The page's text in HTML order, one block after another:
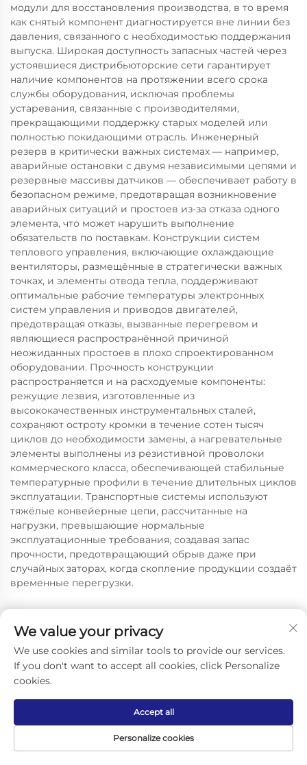
модули для восстановления производства, в то время
как снятый компонент диагностируется вне линии без
давления, связанного с необходимостью поддержания
выпуска. Широкая доступность запасных частей через
устоявшиеся дистрибьюторские сети гарантирует
наличие компонентов на протяжении всего срока
службы оборудования, исключая проблемы
устаревания, связанные с производителями,
прекращающими поддержку старых моделей или
полностью покидающими отрасль. Инженерный
резерв в критически важных системах — например,
аварийные остановки с двумя независимыми цепями и
резервные массивы датчиков — обеспечивает работу в
безопасном режиме, предотвращая возникновение
аварийных ситуаций и простоев из-за отказа одного
элемента, что может нарушить выполнение
обязательств по поставкам. Конструкции систем
теплового управления, включающие охлаждающие
вентиляторы, размещённые в стратегически важных
точках, и элементы отвода тепла, поддерживают
оптимальные рабочие температуры электронных
систем управления и приводов двигателей,
предотвращая отказы, вызванные перегревом и
являющиеся распространённой причиной
неожиданных простоев в плохо спроектированном
оборудовании. Прочность конструкции
распространяется и на расходуемые компоненты:
режущие лезвия, изготовленные из
высококачественных инструментальных сталей,
сохраняют остроту кромки в течение сотен тысяч
циклов до необходимости замены, а нагревательные
элементы выполнены из резистивной проволоки
коммерческого класса, обеспечивающей стабильные
температурные профили в течение длительных циклов
эксплуатации. Транспортные системы используют
тяжёлые конвейерные цепи, рассчитанные на
нагрузки, превышающие нормальные
эксплуатационные требования, создавая запас
прочности, предотвращающий обрыв даже при
случайных заторах, когда скопление продукции создаёт
временные перегрузки.
СВЯЖИТЕСЬ С НАМИ
Add: Китай, провинция Цзянсу, город
We value your privacy
We use cookies and similar tools to provide our services.
If you don't want to accept all cookies, click Personalize
cookies.
Personalize cookies
Accept all